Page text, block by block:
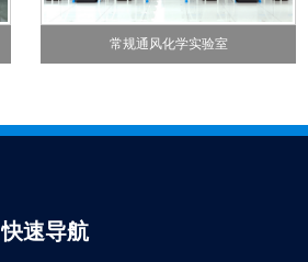
常规通风化学实验室
快速导航